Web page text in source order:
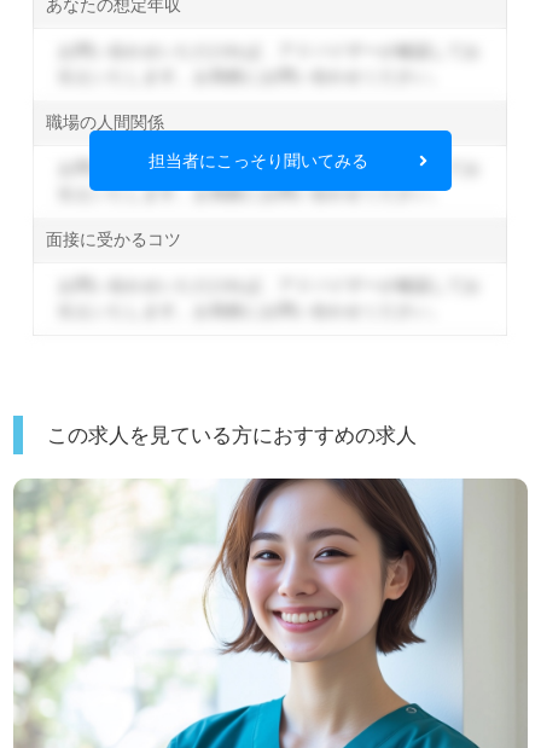
あなたの想定年収
職場の人間関係
お問い合わせいただければ、アドバイザーが確認してお
伝えいたします。お気軽にお問い合わせください。
面接に受かるコツ
担当者にこっそり聞いてみる
この求人を見ている方におすすめの求人